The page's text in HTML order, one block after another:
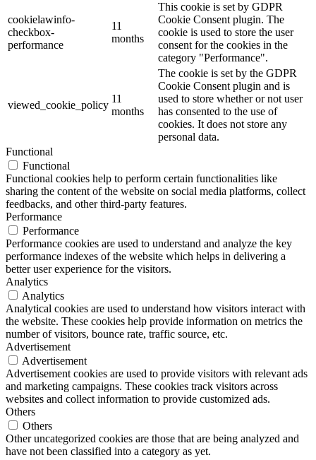
cookielawinfo-
checkbox-
performance
11
months
This cookie is set by GDPR
Cookie Consent plugin. The
cookie is used to store the user
consent for the cookies in the
category "Performance".
viewed_cookie_policy
11
months
The cookie is set by the GDPR
Cookie Consent plugin and is
used to store whether or not user
has consented to the use of
cookies. It does not store any
personal data.
Functional
Functional
Functional cookies help to perform certain functionalities like
sharing the content of the website on social media platforms, collect
feedbacks, and other third-party features.
Performance
Performance
Performance cookies are used to understand and analyze the key
performance indexes of the website which helps in delivering a
better user experience for the visitors.
Analytics
Analytics
Analytical cookies are used to understand how visitors interact with
the website. These cookies help provide information on metrics the
number of visitors, bounce rate, traffic source, etc.
Advertisement
Advertisement
Advertisement cookies are used to provide visitors with relevant ads
and marketing campaigns. These cookies track visitors across
websites and collect information to provide customized ads.
Others
Others
Other uncategorized cookies are those that are being analyzed and
have not been classified into a category as yet.